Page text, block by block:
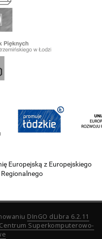
Europejską z Europejskiego
DInGO dLibra 6.2.11
Superkomputerowo-